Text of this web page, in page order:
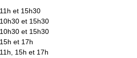
et 15h30
et 15h30
et 15h30
et 17h
15h et 17h